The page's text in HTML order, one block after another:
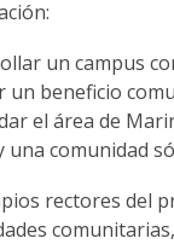
un campus
un beneficio
el área de
una comunidad
rectores del